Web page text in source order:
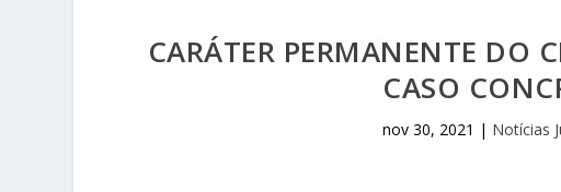
CARÁTER PERMANENTE DO
CASO
nov 30, 2021 | Notícias